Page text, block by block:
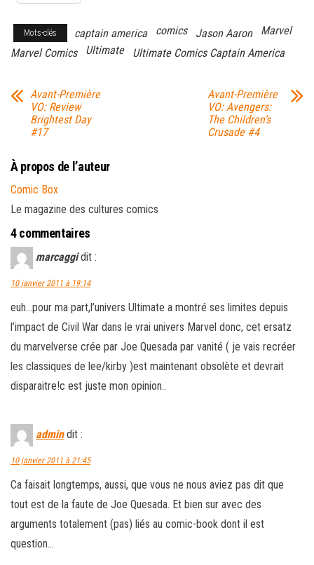
Mots-clés captain america comics Jason Aaron
Marvel
Marvel Comics
Ultimate Ultimate Comics Captain America
Avant-Première
VO: Review
Brightest Day
#17
Avant-Première
VO: Avengers:
The Children’s
Crusade #4
À propos de l’auteur
Comic Box
Le magazine des cultures comics
4 commentaires
marcaggi dit :
10 janvier 2011 à 19:14
euh…pour ma part,l’univers Ultimate a montré ses limites depuis
l’impact de Civil War dans le vrai univers Marvel donc, cet ersatz
du marvelverse crée par Joe Quesada par vanité ( je vais recréer
les classiques de lee/kirby )est maintenant obsolète et devrait
disparaitre!c est juste mon opinion..
admin dit :
10 janvier 2011 à 21:45
Ca faisait longtemps, aussi, que vous ne nous aviez pas dit que
tout est de la faute de Joe Quesada. Et bien sur avec des
arguments totalement (pas) liés au comic-book dont il est
question…